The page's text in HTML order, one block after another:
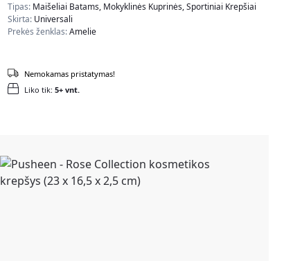
Tipas: Maišeliai Batams, Mokyklinės Kuprinės, Sportiniai Krepšiai
Skirta: Universali
Prekės ženklas:Amelie
Liko tik: 5+ vnt.
Nemokamas pristatymas!